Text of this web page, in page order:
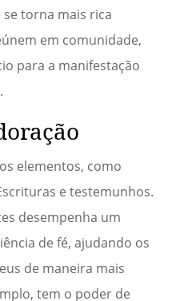
se torna mais rica
em comunidade,
para a manifestação
elementos, como
e testemunhos.
desempenha um
de fé, ajudando os
de maneira mais
tem o poder de